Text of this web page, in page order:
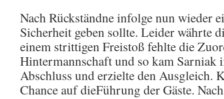
Nach Rückständne infolge nun wieder
Sicherheit geben sollte. Leider währte
einem strittigen Freistoß fehlte die
Hintermannschaft und so kam Sarniak
Abschluss und erzielte den Ausgleich.
Chance auf dieFührung der Gäste.